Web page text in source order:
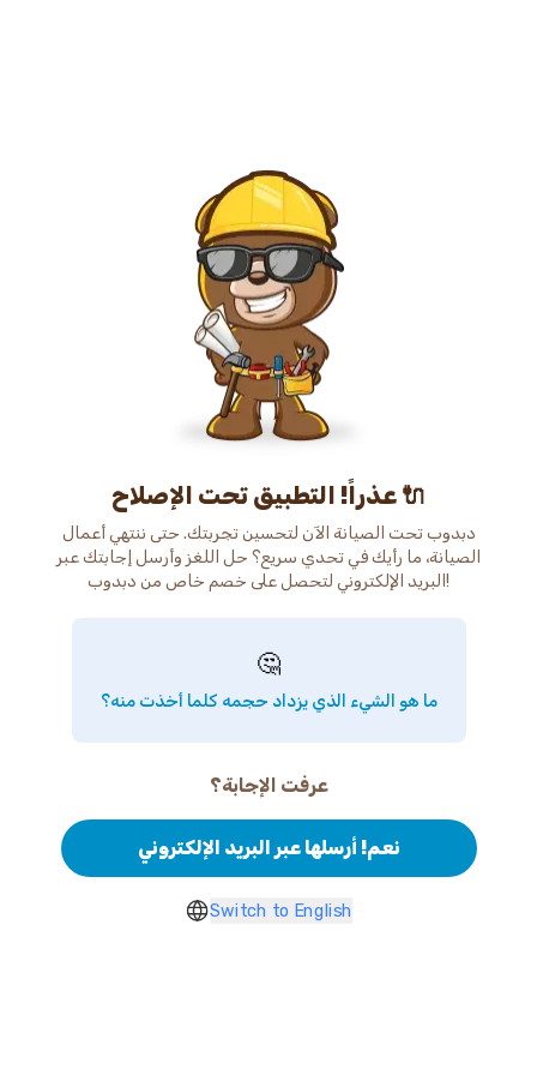
عذراً! التطبيق تحت الإصلاح 🔌
دبدوب تحت الصيانة الآن لتحسين تجربتك. حتى ننتهي أعمال
الصيانة، ما رأيك في تحدي سريع؟ حل اللغز وأرسل إجابتك عبر
البريد الإلكتروني لتحصل على خصم خاص من دبدوب!
🤔
ما هو الشيء الذي يزداد حجمه كلما أخذت منه؟
عرفت الإجابة؟
نعم! أرسلها عبر البريد الإلكتروني
Switch to English